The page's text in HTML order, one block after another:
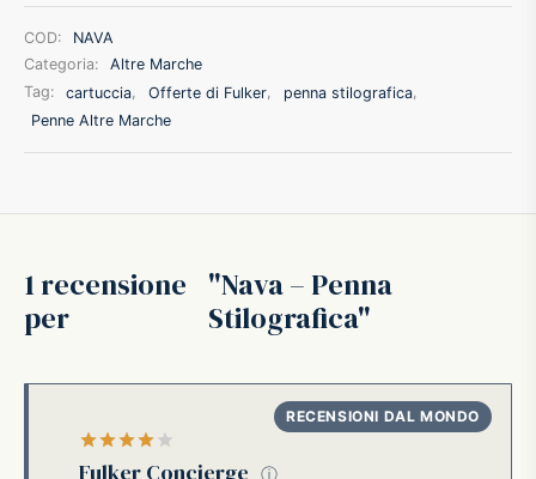
COD:
NAVA
Categoria:
Altre Marche
Tag:
cartuccia, Offerte di Fulker, penna stilografica,
Penne Altre Marche
1 recensione
per
Nava – Penna
Stilografica
Fulker Concierge ⓘ
A.G.